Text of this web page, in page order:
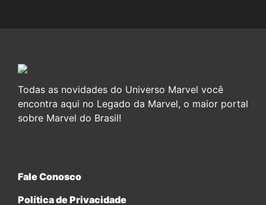
Todas as novidades do Universo Marvel você
encontra aqui no Legado da Marvel, o maior portal
sobre Marvel do Brasil!
Fale Conosco
Política de Privacidade